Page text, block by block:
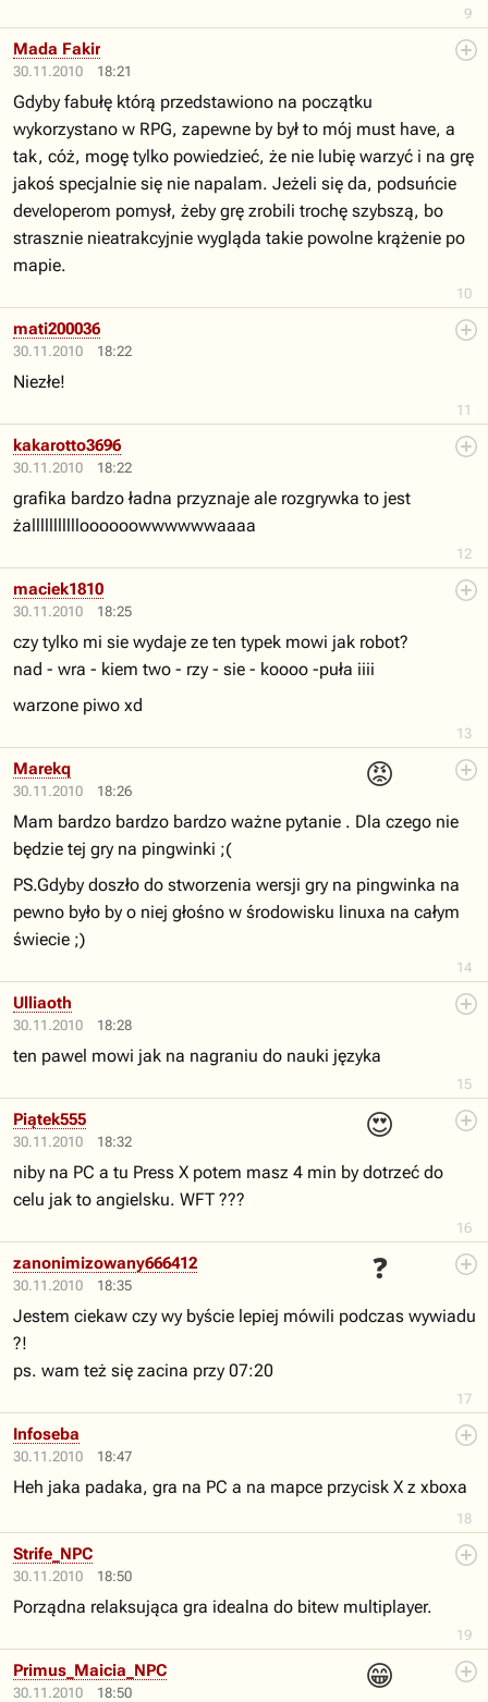
9
30.11.2010 18:21
10
Mada Fakir
Gdyby fabułę którą przedstawiono na początku
wykorzystano w RPG, zapewne by był to mój must have, a
tak, cóż, mogę tylko powiedzieć, że nie lubię warzyć i na grę
jakoś specjalnie się nie napalam. Jeżeli się da, podsuńcie
developerom pomysł, żeby grę zrobili trochę szybszą, bo
strasznie nieatrakcyjnie wygląda takie powolne krążenie po
mapie.
30.11.2010 18:22
11
mati200036
Niezłe!
30.11.2010 18:22
12
kakarotto3696
grafika bardzo ładna przyznaje ale rozgrywka to jest
żallllllllllloooooowwwwwwaaaa
30.11.2010 18:25
13
maciek1810
czy tylko mi sie wydaje ze ten typek mowi jak robot?
nad - wra - kiem two - rzy - sie - koooo -puła iiii
warzone piwo xd
30.11.2010 18:26
😡
14
Marekq
Mam bardzo bardzo bardzo ważne pytanie . Dla czego nie
będzie tej gry na pingwinki ;(
PS.Gdyby doszło do stworzenia wersji gry na pingwinka na
pewno było by o niej głośno w środowisku linuxa na całym
świecie ;)
30.11.2010 18:28
15
Ulliaoth
ten pawel mowi jak na nagraniu do nauki języka
30.11.2010 18:32
😍
16
Piątek555
niby na PC a tu Press X potem masz 4 min by dotrzeć do
celu jak to angielsku. WFT ???
30.11.2010 18:35
❓
17
zanonimizowany666412
Jestem ciekaw czy wy byście lepiej mówili podczas wywiadu
?!
ps. wam też się zacina przy 07:20
30.11.2010 18:47
18
Infoseba
Heh jaka padaka, gra na PC a na mapce przycisk X z xboxa
30.11.2010 18:50
19
Strife_NPC
Porządna relaksująca gra idealna do bitew multiplayer.
30.11.2010 18:50
😁
Primus_Maicia_NPC